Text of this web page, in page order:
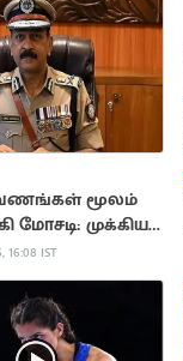
மூலம்
மோசடி: முக்கிய
கைது
16:08 IST